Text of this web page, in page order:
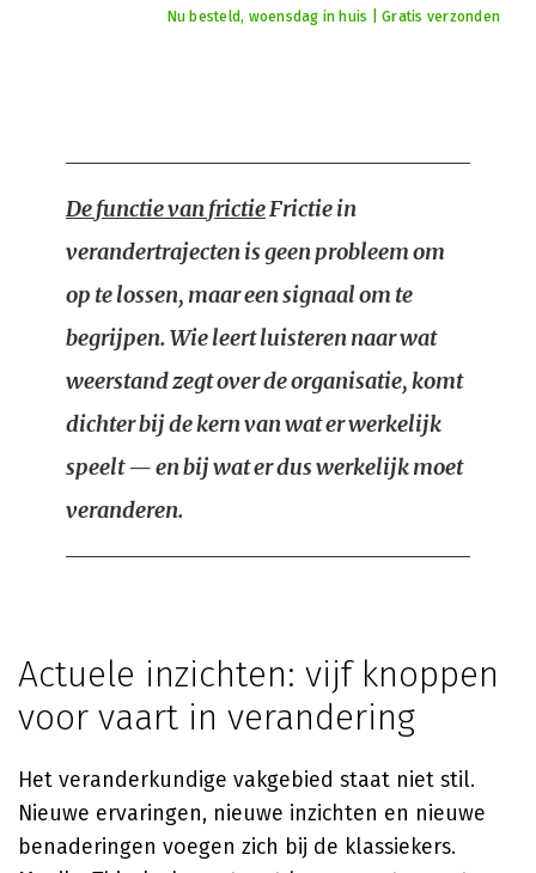
Nu besteld, woensdag in huis | Gratis verzonden
De functie van frictieFrictie in
verandertrajecten is geen probleem om
op te lossen, maar een signaal om te
begrijpen. Wie leert luisteren naar wat
weerstand zegt over de organisatie, komt
dichter bij de kern van wat er werkelijk
speelt — en bij wat er dus werkelijk moet
veranderen.
Actuele inzichten: vijf knoppen
voor vaart in verandering
Het veranderkundige vakgebied staat niet stil.
Nieuwe ervaringen, nieuwe inzichten en nieuwe
benaderingen voegen zich bij de klassiekers.